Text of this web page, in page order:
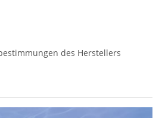
des Herstellers